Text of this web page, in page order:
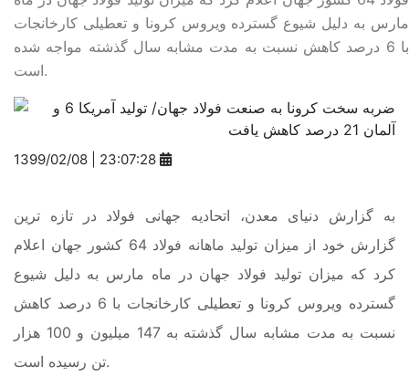
مارس به دلیل شیوع گسترده ویروس کرونا و تعطیلی کارخانجات
با 6 درصد کاهش نسبت به مدت مشابه سال گذشته مواجه شده
است.
1399/02/08 | 23:07:28
به گزارش دنیای معدن، اتحادیه جهانی فولاد در تازه ترین
گزارش خود از میزان تولید ماهانه فولاد 64 کشور جهان اعلام
کرد که میزان تولید فولاد جهان در ماه مارس به دلیل شیوع
گسترده ویروس کرونا و تعطیلی کارخانجات با 6 درصد کاهش
نسبت به مدت مشابه سال گذشته به 147 میلیون و 100 هزار
تن رسیده است.